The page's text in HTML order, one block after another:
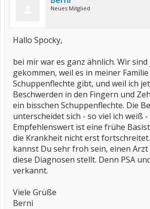
Neues Mitglied
Hallo Spocky,
bei mir war es ganz ähnlich. Wir sind
gekommen, weil es in meiner Familie
Schuppenflechte gibt, und weil ich
Beschwerden in den Fingern und
ein bisschen Schuppenflechte. Die
unterscheidet sich - so viel ich weiß
Empfehlenswert ist eine frühe
die Krankheit nicht erst
kannst Du sehr froh sein, einen
diese Diagnosen stellt. Denn PSA
verkannt.
Viele Grüße
Berni